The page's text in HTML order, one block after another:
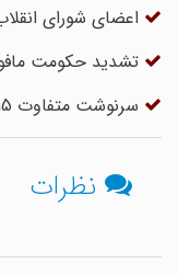
اعضای شورای انقلاب
تشدید حکومت مافوق
سرنوشت متفاوت 15 عضو شورای انقلاب
نظرات